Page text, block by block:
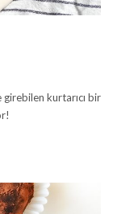
kurtarıcı bir